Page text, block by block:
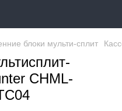
блоки мульти-сплит
CHML-